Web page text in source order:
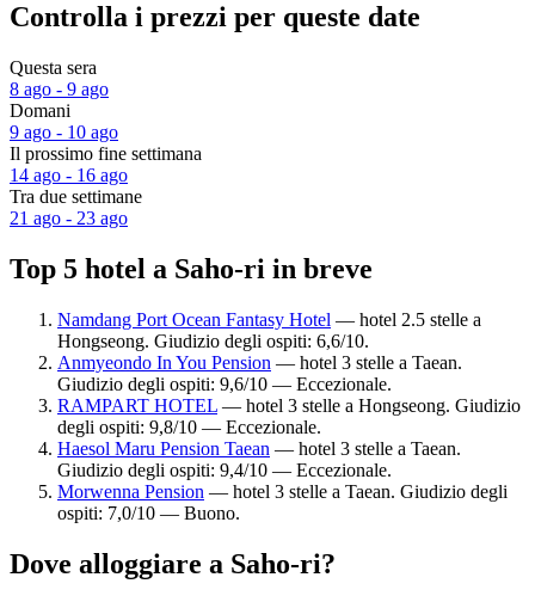
Controlla i prezzi per queste date
Questa sera
8 ago - 9 ago
Domani
9 ago - 10 ago
Il prossimo fine settimana
14 ago - 16 ago
Tra due settimane
21 ago - 23 ago
Top 5 hotel a Saho-ri in breve
Namdang Port Ocean Fantasy Hotel — hotel 2.5 stelle a
Hongseong. Giudizio degli ospiti: 6,6/10.
Anmyeondo In You Pension — hotel 3 stelle a Taean.
Giudizio degli ospiti: 9,6/10 — Eccezionale.
RAMPART HOTEL — hotel 3 stelle a Hongseong. Giudizio
degli ospiti: 9,8/10 — Eccezionale.
Haesol Maru Pension Taean — hotel 3 stelle a Taean.
Giudizio degli ospiti: 9,4/10 — Eccezionale.
Morwenna Pension — hotel 3 stelle a Taean. Giudizio degli
ospiti: 7,0/10 — Buono.
Dove alloggiare a Saho-ri?